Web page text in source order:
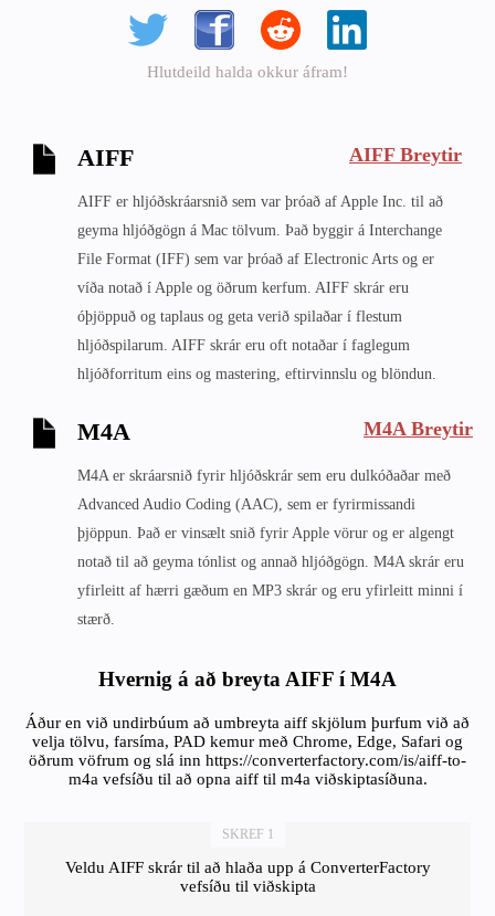
Hlutdeild halda okkur áfram!
AIFF AIFF Breytir
AIFF er hljóðskráarsnið sem var þróað af Apple Inc. til að
geyma hljóðgögn á Mac tölvum. Það byggir á Interchange
File Format (IFF) sem var þróað af Electronic Arts og er
víða notað í Apple og öðrum kerfum. AIFF skrár eru
óþjöppuð og taplaus og geta verið spilaðar í flestum
hljóðspilarum. AIFF skrár eru oft notaðar í faglegum
hljóðforritum eins og mastering, eftirvinnslu og blöndun.
M4A M4A Breytir
M4A er skráarsnið fyrir hljóðskrár sem eru dulkóðaðar með
Advanced Audio Coding (AAC), sem er fyrirmissandi
þjöppun. Það er vinsælt snið fyrir Apple vörur og er algengt
notað til að geyma tónlist og annað hljóðgögn. M4A skrár eru
yfirleitt af hærri gæðum en MP3 skrár og eru yfirleitt minni í
stærð.
Hvernig á að breyta AIFF í M4A
Áður en við undirbúum að umbreyta aiff skjölum þurfum við að
velja tölvu, farsíma, PAD kemur með Chrome, Edge, Safari og
öðrum vöfrum og slá inn https://converterfactory.com/is/aiff-to-
m4a vefsíðu til að opna aiff til m4a viðskiptasíðuna.
SKREF 1
Veldu AIFF skrár til að hlaða upp á ConverterFactory
vefsíðu til viðskipta